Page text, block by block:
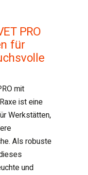
PRO
für
mit
ist eine
Werkstätten,
Als robuste
und